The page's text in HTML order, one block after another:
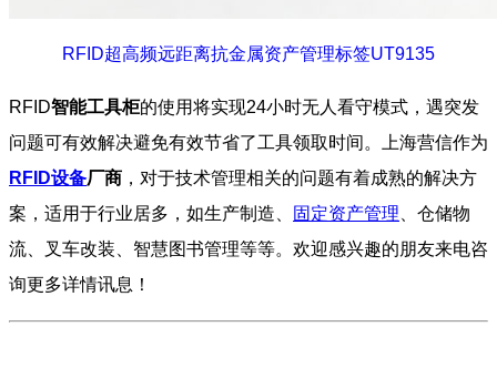
RFID超高频远距离抗金属资产管理标签UT9135
RFID智能工具柜的使用将实现24小时无人看守模式，遇突发
问题可有效解决避免有效节省了工具领取时间。上海营信作为
RFID设备厂商 ，对于技术管理相关的问题有着成熟的解决方
案，适用于行业居多，如生产制造、
固定资产管理 、仓储物
流、叉车改装、智慧图书管理等等。欢迎感兴趣的朋友来电咨
询更多详情讯息！